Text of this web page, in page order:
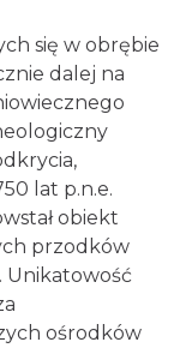
się w obrębie
dalej na
lat p.n.e.
obiekt
przodków
Unikatowość
ośrodków